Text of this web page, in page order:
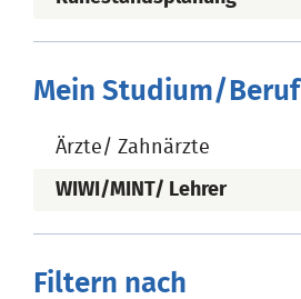
Mein Studium/Beruf
Ärzte/ Zahnärzte
WIWI/MINT/ Lehrer
Filtern nach